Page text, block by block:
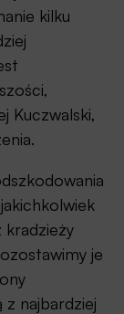
kilku
Kuczwalski,
kradzieży
je
z najbardziej